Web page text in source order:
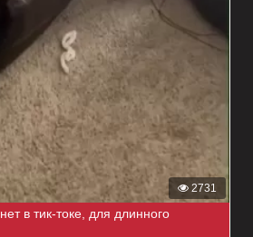
2731
в тик-токе, для длинного